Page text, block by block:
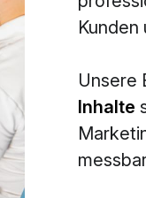
Unsere
Inhalte